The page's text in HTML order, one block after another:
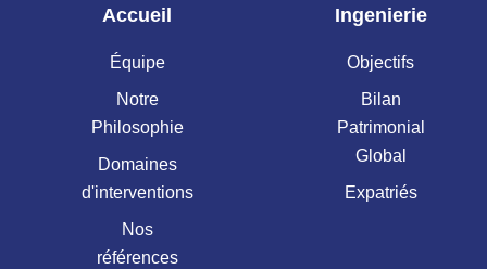
Accueil
Équipe
Notre
Philosophie
Domaines
d'interventions
Nos
références
Ingenierie
Objectifs
Bilan
Patrimonial
Global
Expatriés